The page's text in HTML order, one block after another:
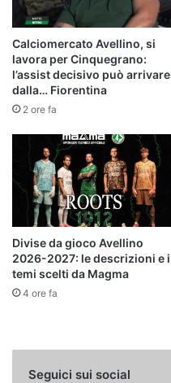
Calciomercato Avellino, si
lavora per Cinquegrano:
l’assist decisivo può arrivare
dalla… Fiorentina
2 ore fa
Divise da gioco Avellino
2026-2027: le descrizioni e i
temi scelti da Magma
4 ore fa
Seguici sui social